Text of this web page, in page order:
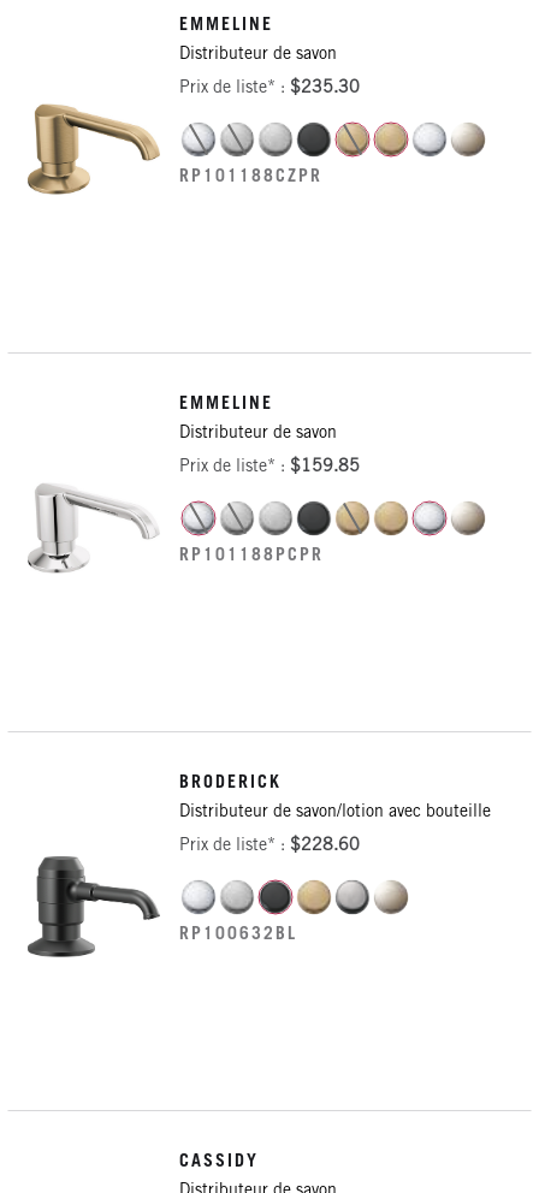
EMMELINE
Distributeur de savon
Prix de liste* : $235.30
RP101188CZPR
EMMELINE
Distributeur de savon
Prix de liste* : $159.85
RP101188PCPR
BRODERICK
Distributeur de savon/lotion avec bouteille
Prix de liste* : $228.60
RP100632BL
CASSIDY